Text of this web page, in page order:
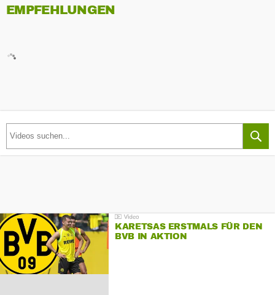
EMPFEHLUNGEN
KARETSAS ERSTMALS FÜR DEN
BVB IN AKTION